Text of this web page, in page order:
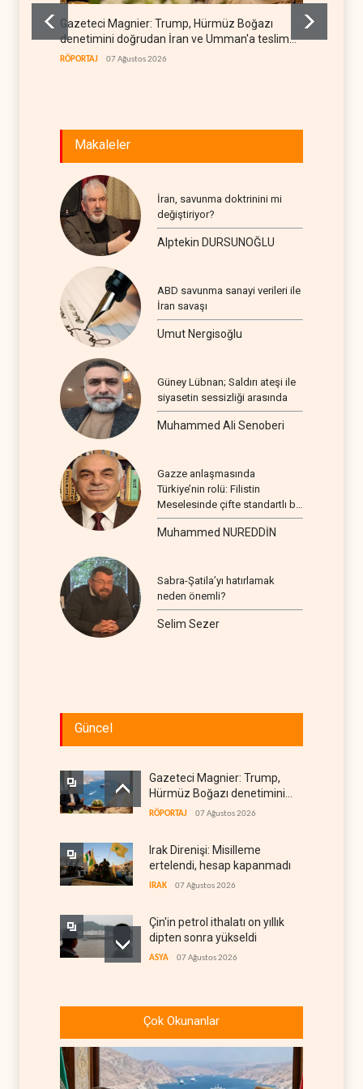
Gazeteci Magnier: Trump, Hürmüz Boğazı
denetimini doğrudan İran ve Umman'a teslim
etti
RÖPORTAJ 07 Ağustos 2026
Makaleler
İran, savunma doktrinini mi
değiştiriyor?
Alptekin DURSUNOĞLU
ABD savunma sanayi verileri ile
İran savaşı
Umut Nergisoğlu
Güney Lübnan; Saldırı ateşi ile
siyasetin sessizliği arasında
Muhammed Ali Senoberi
Gazze anlaşmasında
Türkiye’nin rolü: Filistin
Meselesinde çifte standartlı bir
seyir
Muhammed NUREDDİN
Sabra-Şatila’yı hatırlamak
neden önemli?
Selim Sezer
Güncel
Gazeteci Magnier: Trump,
Hürmüz Boğazı denetimini
doğrudan İran ve Umman'a
RÖPORTAJ 07 Ağustos 2026
Irak Direnişi: Misilleme
ertelendi, hesap kapanmadı
IRAK 07 Ağustos 2026
Çin'in petrol ithalatı on yıllık
dipten sonra yükseldi
ASYA 07 Ağustos 2026
sonra petrol üretimini rekor
düzeye çıkardı
The Telegraph: Hürmüz
anlaşması, İran’ın savaşı
Çok Okunanlar